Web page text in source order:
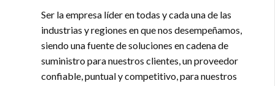
Ser la empresa líder en todas y cada una de las
industrias y regiones en que nos desempeñamos,
siendo una fuente de soluciones en cadena de
suministro para nuestros clientes, un proveedor
confiable, puntual y competitivo, para nuestros